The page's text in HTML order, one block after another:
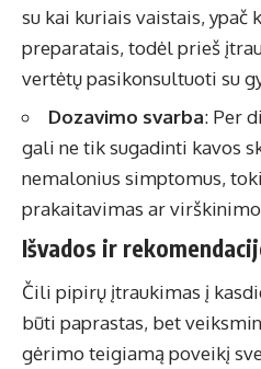
su kai kuriais vaistais, ypač
preparatais, todėl prieš
vertėtų pasikonsultuoti su
Dozavimo svarba: Per
gali ne tik sugadinti kavos
nemalonius simptomus,
prakaitavimas ar
Išvados ir
Čili pipirų įtraukimas į
būti paprastas, bet
gėrimo teigiamą poveikį